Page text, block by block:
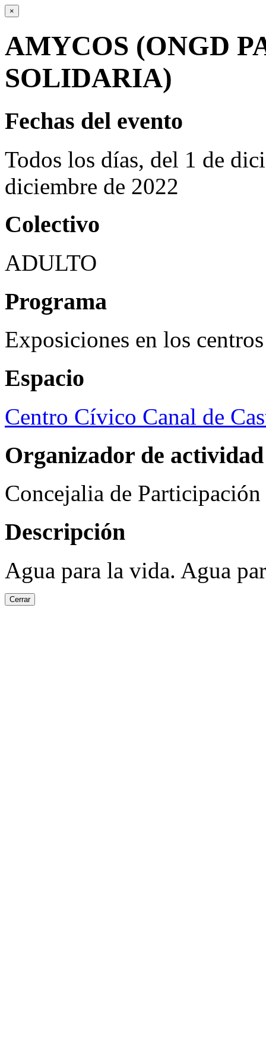
×
AMYCOS (ONGD
SOLIDARIA)
Fechas del evento
Todos los días, del 1 de
diciembre de 2022
Colectivo
ADULTO
Programa
Exposiciones en los
Espacio
Centro Cívico Canal de
Organizador de actividad
Concejalia de
Descripción
Agua para la vida. Agua
Cerrar